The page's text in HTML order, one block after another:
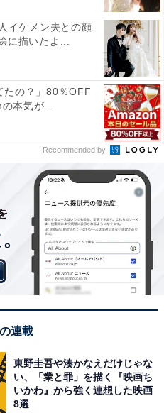
イケメン夫との顔
に描いたよ...
たの？」80％OFF
本気が...
Recommended by
連載
東野圭吾や湊かなえだけじゃな
い、「業と罪」を描く『映画ち
いかわ』から強く連想した映画
8選